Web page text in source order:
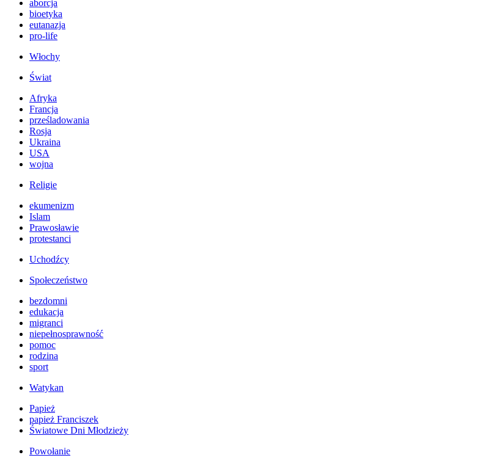
aborcja
bioetyka
eutanazja
pro-life
Włochy
Świat
Afryka
Francja
prześladowania
Rosja
Ukraina
USA
wojna
Religie
ekumenizm
Islam
Prawosławie
protestanci
Uchodźcy
Społeczeństwo
bezdomni
edukacja
migranci
niepełnosprawność
pomoc
rodzina
sport
Watykan
Papież
papież Franciszek
Światowe Dni Młodzieży
Powołanie